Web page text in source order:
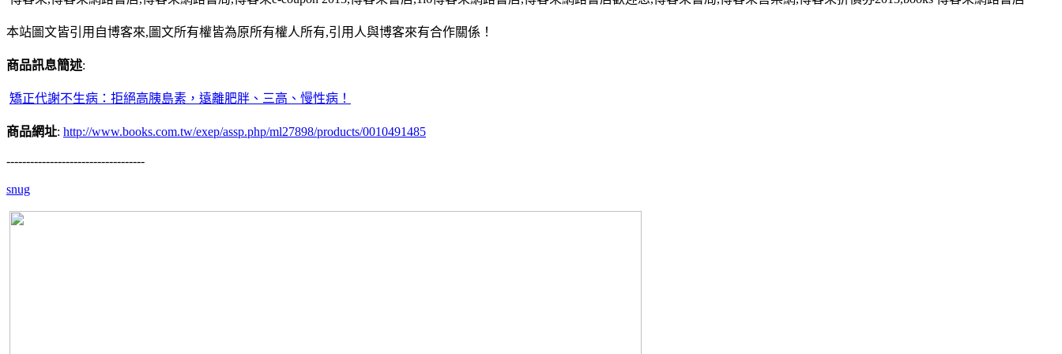
本站圖文皆引用自博客來,圖文所有權皆為原所有權人所有,引用人與博客來有合作關係！
商品訊息簡述:
矯正代謝不生病：拒絕高胰島素，遠離肥胖、三高、慢性病！
商品網址: http://www.books.com.tw/exep/assp.php/ml27898/products/0010491485
-----------------------------------
snug